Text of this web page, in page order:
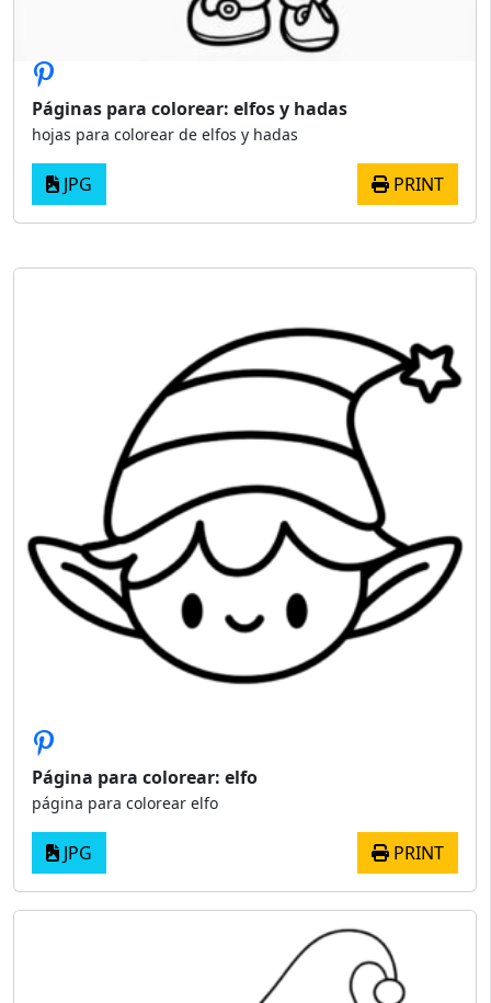
Páginas para colorear: elfos y hadas
hojas para colorear de elfos y hadas
JPG PRINT
Página para colorear: elfo
página para colorear elfo
JPG PRINT